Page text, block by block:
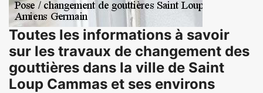
Toutes les informations à savoir
sur les travaux de changement des
gouttières dans la ville de Saint
Loup Cammas et ses environs